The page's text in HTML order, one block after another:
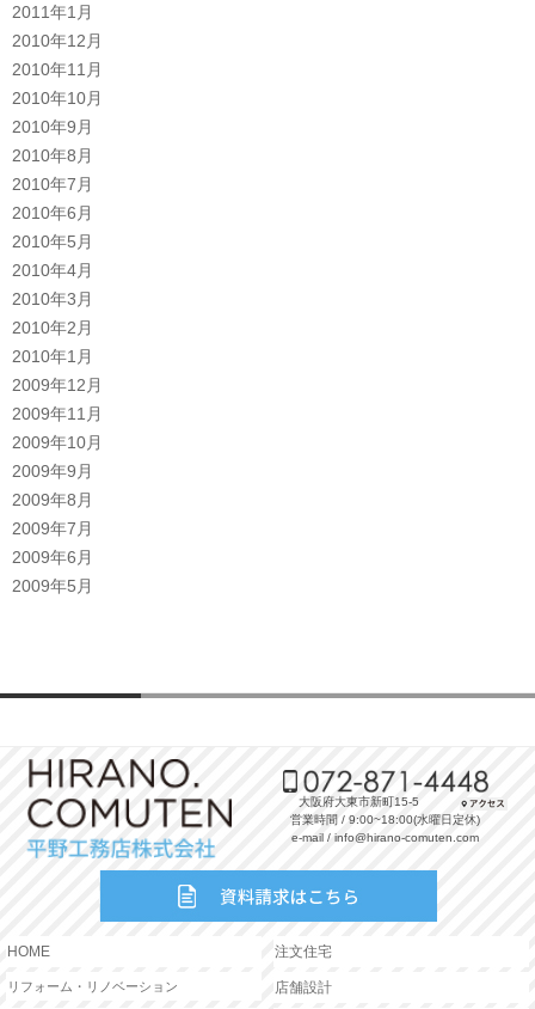
2011年1月
2010年12月
2010年11月
2010年10月
2010年9月
2010年8月
2010年7月
2010年6月
2010年5月
2010年4月
2010年3月
2010年2月
2010年1月
2009年12月
2009年11月
2009年10月
2009年9月
2009年8月
2009年7月
2009年6月
2009年5月
大阪府大東市新町15-5
営業時間 / 9:00~18:00(水曜日定休)
e-mail / info@hirano-comuten.com
HOME 注文住宅
リフォーム・リノベーション 店舗設計